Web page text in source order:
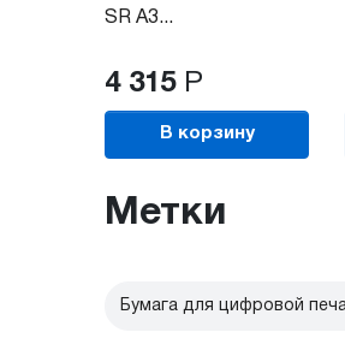
SR A3...
4 315 Р
В корзину
Метки
Бумага для цифровой